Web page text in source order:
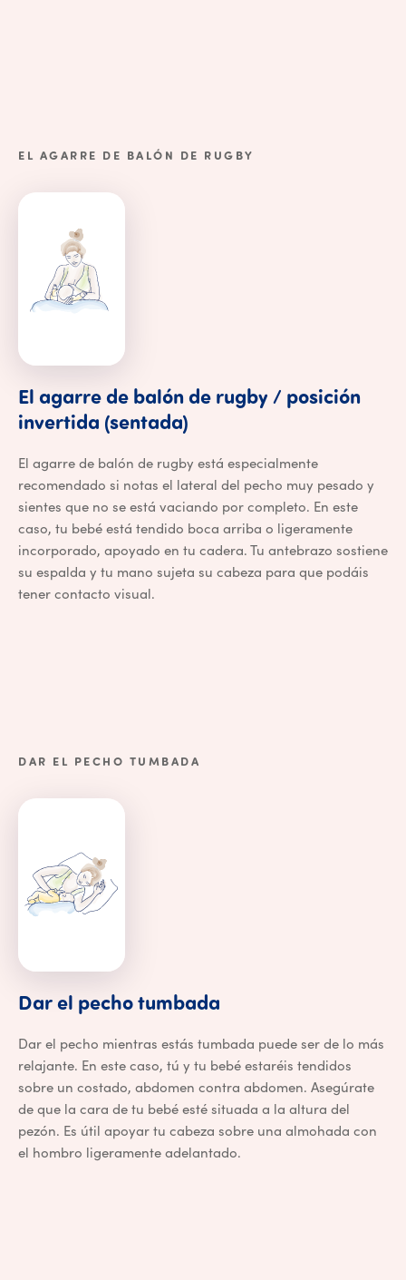
EL AGARRE DE BALÓN DE RUGBY
El agarre de balón de rugby / posición
invertida (sentada)
El agarre de balón de rugby está especialmente
recomendado si notas el lateral del pecho muy pesado y
sientes que no se está vaciando por completo. En este
caso, tu bebé está tendido boca arriba o ligeramente
incorporado, apoyado en tu cadera. Tu antebrazo sostiene
su espalda y tu mano sujeta su cabeza para que podáis
tener contacto visual.
DAR EL PECHO TUMBADA
Dar el pecho tumbada
Dar el pecho mientras estás tumbada puede ser de lo más
relajante. En este caso, tú y tu bebé estaréis tendidos
sobre un costado, abdomen contra abdomen. Asegúrate
de que la cara de tu bebé esté situada a la altura del
pezón. Es útil apoyar tu cabeza sobre una almohada con
el hombro ligeramente adelantado.